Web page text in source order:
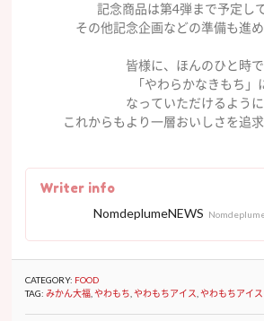
記念商品は第4弾まで予定し
その他記念企画などの準備も進
皆様に、ほんのひと時
「やわらかなきもち」
なっていただけるように
これからもより一層おいしさを追
Writer info
NomdeplumeNEWS
CATEGORY: FOOD
TAG: みかん大福 ,やわもち ,やわもちアイス ,やわもちアイ